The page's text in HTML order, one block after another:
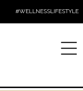
#WELLNESSLIFESTYLE